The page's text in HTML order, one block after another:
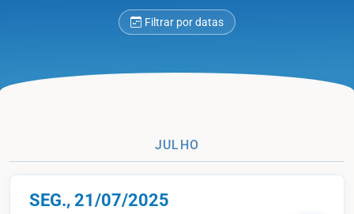
Filtrar por datas
JULHO
SEG., 21/07/2025